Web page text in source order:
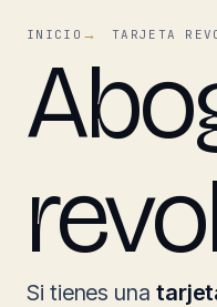
INICIO TARJETA
Si tienes una